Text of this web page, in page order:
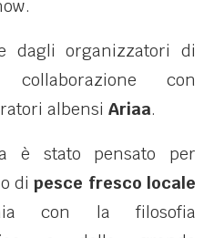
dagli organizzatori di
con
albensi Ariaa.
è stato pensato per
dipesce fresco locale
con la filosofia